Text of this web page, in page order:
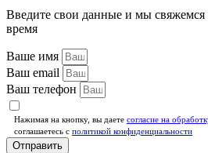
Введите свои данные и мы
время
Ваше имя
Ваш email
Ваш телефон
Нажимая на кнопку, вы даете согласие на
соглашаетесь c политикой конфиденциальности
Отправить